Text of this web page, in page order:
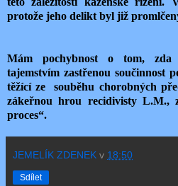
protože jeho delikt byl již
Mám pochybnost o tom, zda
tajemstvím zastřenou součinnost
těžící ze souběhu chorobných
zákeřnou hrou recidivisty L.M.,
proces“.
JEMELÍK ZDENEK v 18:50
Sdílet